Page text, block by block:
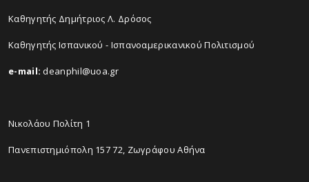
Καθηγητής Δημήτριος Λ. Δρόσος
Καθηγητής Ισπανικού - Ισπανοαμερικανικού Πολιτισμού
e-mail: deanphil@uoa.gr
Νικολάου Πολίτη 1
Πανεπιστημιόπολη 157 72, Ζωγράφου Αθήνα